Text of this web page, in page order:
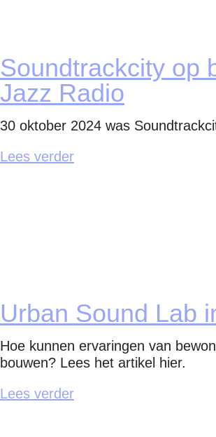
Soundtrackcity op
Jazz Radio
30 oktober 2024 was
Lees verder
Urban Sound Lab
Hoe kunnen ervaringen van
bouwen? Lees het artikel hier.
Lees verder